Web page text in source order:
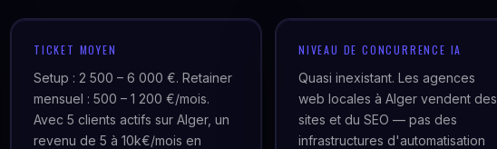
TICKET MOYEN
Setup : 2 500 – 6 000 €. Retainer
mensuel : 500 – 1 200 €/mois.
Avec 5 clients actifs sur Alger, un
revenu de 5 à 10k€/mois en
NIVEAU DE CONCURRENCE IA
Quasi inexistant. Les agences
web locales à Alger vendent des
sites et du SEO — pas des
infrastructures d'automatisation